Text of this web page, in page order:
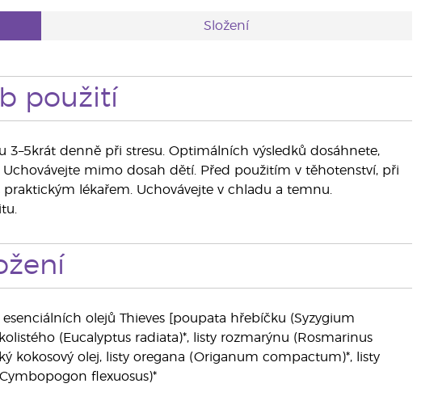
Složení
použití
denně při stresu. Optimálních výsledků dosáhnete,
mimo dosah dětí. Před použitím v těhotenství, při
lékařem. Uchovávejte v chladu a temnu.
olejů Thieves [poupata hřebíčku (Syzygium
(Eucalyptus radiata)*, listy rozmarýnu (Rosmarinus
kokosový olej, listy oregana (Origanum compactum)*, listy
flexuosus)*